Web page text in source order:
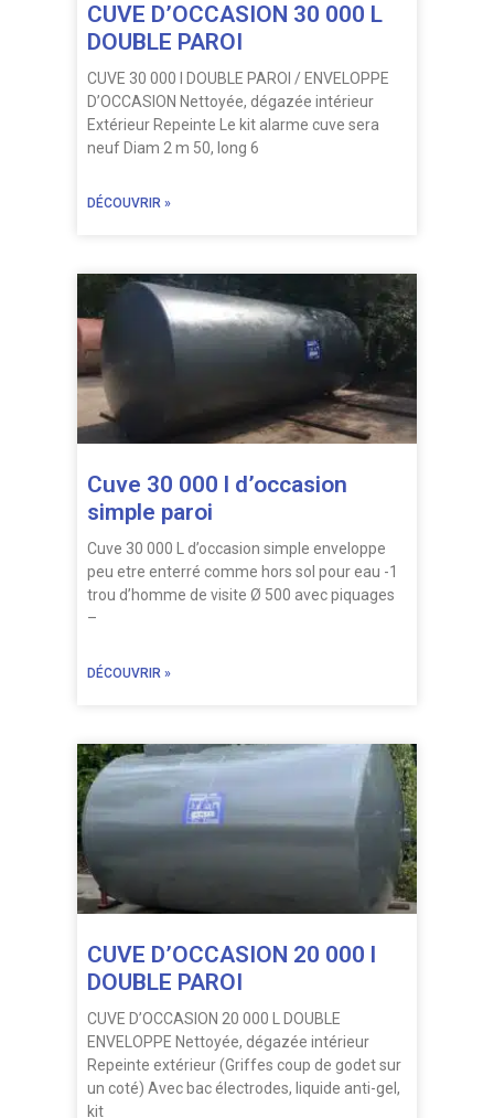
CUVE D’OCCASION 30 000 L
DOUBLE PAROI
CUVE 30 000 l DOUBLE PAROI / ENVELOPPE
D’OCCASION Nettoyée, dégazée intérieur
Extérieur Repeinte Le kit alarme cuve sera
neuf Diam 2 m 50, long 6
DÉCOUVRIR »
Cuve 30 000 l d’occasion
simple paroi
Cuve 30 000 L d’occasion simple enveloppe
peu etre enterré comme hors sol pour eau -1
trou d’homme de visite Ø 500 avec piquages
–
DÉCOUVRIR »
CUVE D’OCCASION 20 000 l
DOUBLE PAROI
CUVE D’OCCASION 20 000 L DOUBLE
ENVELOPPE Nettoyée, dégazée intérieur
Repeinte extérieur (Griffes coup de godet sur
un coté) Avec bac électrodes, liquide anti-gel,
kit